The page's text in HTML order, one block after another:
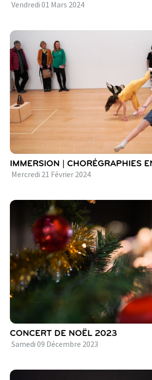
Vendredi 01 Mars 2024
IMMERSION | CHORÉGRAPHIES
Mercredi 21 Février 2024
CONCERT DE NOËL 2023
Samedi 09 Décembre 2023